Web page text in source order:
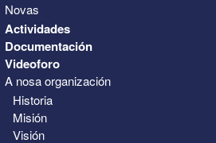
Novas
Actividades
Documentación
Videoforo
A nosa organización
Historia
Misión
Visión